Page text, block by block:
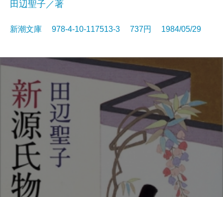
田辺聖子／著
新潮文庫 978-4-10-117513-3 737円 1984/05/29